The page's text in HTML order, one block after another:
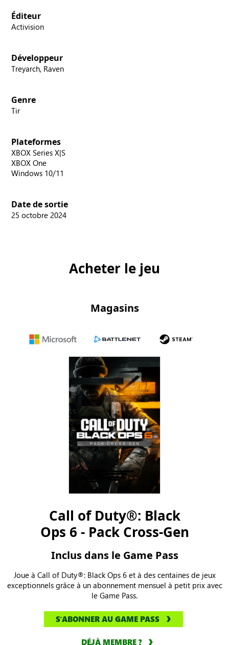
Éditeur
Activision
Développeur
Treyarch, Raven
Genre
Tir
Plateformes
XBOX Series X|S
XBOX One
Windows 10/11
Date de sortie
25 octobre 2024
Acheter le jeu
Magasins
Call of Duty®: Black
Ops 6 - Pack Cross-Gen
Inclus dans le Game Pass
Joue à Call of Duty®: Black Ops 6 et à des centaines de jeux
exceptionnels grâce à un abonnement mensuel à petit prix avec
le Game Pass.
SʼABONNER AU GAME PASS
DÉJÀ MEMBRE ?